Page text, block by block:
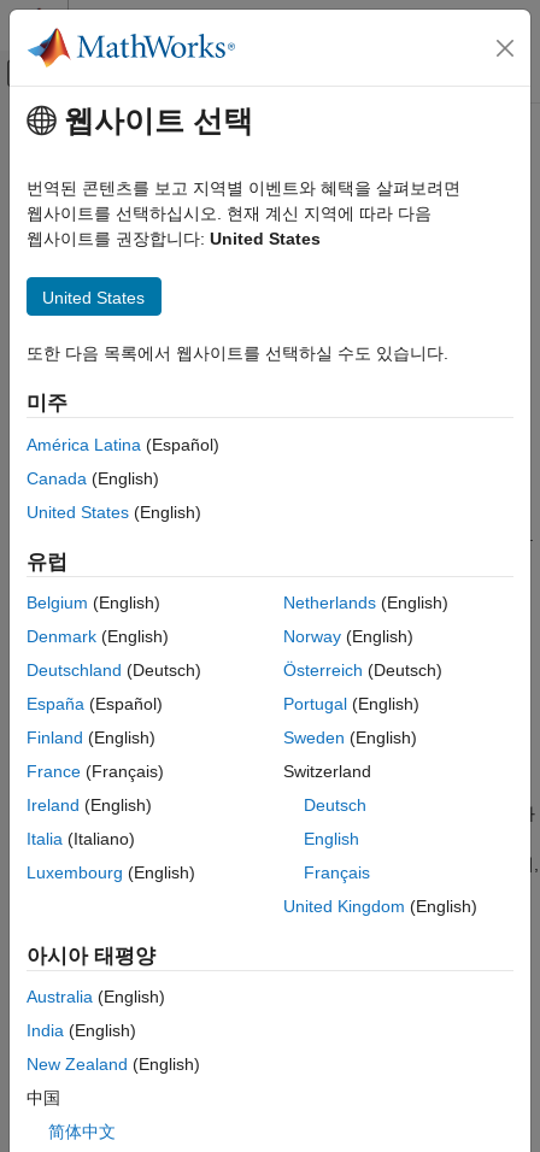
콘텐츠로 바로 가기
오프캔버스 탐색 메뉴 토글
문서 홈
Simulink Coder
검증 및 테스트
파라미터 조정, 신호 모니터링 및 코드 실행
프로파일링을 위한 외부 모드 시뮬레이션
이 페이지 내용
외부 모드를 위한 Simulink 기능 지원
외부 모드 시뮬레이션
외부 모드 제어판
외부 모드 시뮬레이션의 보안
주요 콘텐츠
이 페이지는 기계 번역을 사용하여 번역되었습니다. 영어 원문을
파라미터 조정, 신호 모니터링 및
코드 실행 프로파일링을 위한 외부
모드 시뮬레이션
신속 프로토타이핑을 위해 외부 모드 시뮬레이션을 활용할 수
Simulink
이 통신 채널을 통해 다음과 같은 작업을 수행할 수 있습니다:
실행 중인 타깃 애플리케이션의 신호 데이터를 모니터링하고
저장합니다.
외부 모드 시뮬레이션에서 코드 실행 프로파일링이 활성화된
경우, 실행 시간 메트릭을 가져옵니다. Embedded Coder
라이선스가 필요합니다.
채널의 저수준 전송 계층은 메시지 전송을 처리합니다. Simulink와
생성된 모델 코드는 이 계층과 독립적입니다. 전송 계층과 그
인터페이스 코드는 메시지와 데이터 패킷을 형식화하고, 전송하며,
수신하는 별도의 모듈로 분리되어 있습니다.
웹사이트 선택
번역된 콘텐츠를 보고 지역별 이벤트와 혜택을 살펴보려면
웹사이트를 선택하십시오. 현재 계신 지역에 따라 다음
웹사이트를 권장합니다: United States
United States
또한 다음 목록에서 웹사이트를 선택하실 수도 있습니다.
미주
América Latina (Español)
Canada (English)
United States (English)
유럽
Belgium (English)
Denmark (English)
Deutschland (Deutsch)
España (Español)
Finland (English)
France (Français)
Ireland (English)
Italia (Italiano)
Luxembourg (English)
Netherlands(English)
Norway(English)
Österreich (Deutsch)
Portugal(English)
Sweden (English)
Switzerland
Deutsch
English
Français
United Kingdom (English)
아시아 태평양
Australia (English)
India (English)
New Zealand (English)
中国
简体中文